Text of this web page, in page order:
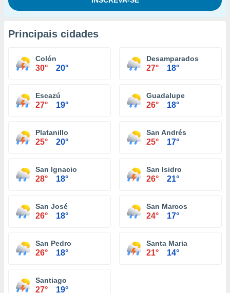
Principais cidades
Colón
30° 20°
Desamparados
27° 18°
Escazú
27° 19°
Guadalupe
26° 18°
Platanillo
25° 20°
San Andrés
25° 17°
San Ignacio
28° 18°
San Isidro
26° 21°
San José
26° 18°
San Marcos
24° 17°
San Pedro
26° 18°
Santa Maria
21° 14°
Santiago
27° 19°